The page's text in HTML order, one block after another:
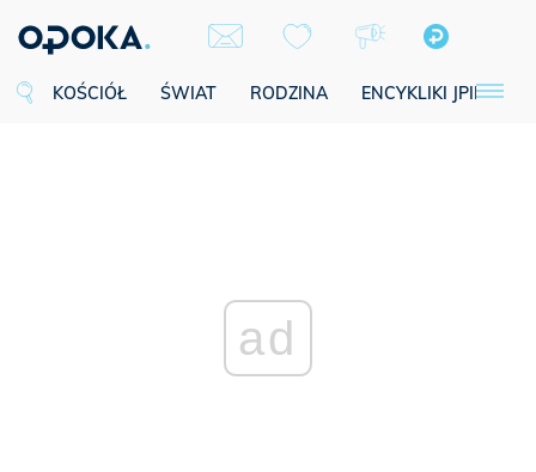
KOŚCIÓŁ ŚWIAT RODZINA ENCYKLIKI JPII
ad